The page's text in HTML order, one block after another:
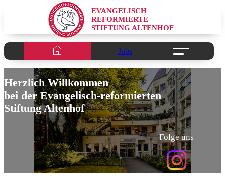
EVANGELISCH
REFORMIERTE
STIFTUNG ALTENHOF
Jobs
Herzlich Willkommen
bei der Evangelisch-reformierten
Stiftung Altenhof
Folge uns
(öffnet
in
einem